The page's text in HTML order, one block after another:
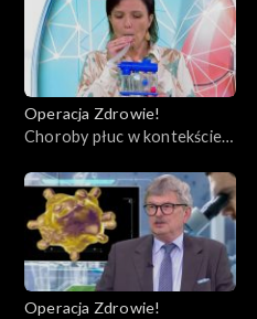
Operacja Zdrowie!
Choroby płuc w kontekście
Operacja Zdrowie!